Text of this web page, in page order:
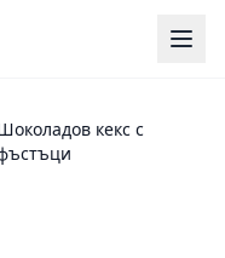
кекс с